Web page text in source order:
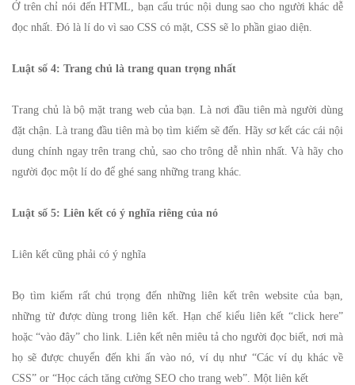
Ở trên chỉ nói đến HTML, bạn cấu trúc nội dung sao cho người khác dễ
đọc nhất. Đó là lí do vì sao CSS có mặt, CSS sẽ lo phần giao diện.
Luật số 4: Trang chủ là trang quan trọng nhất
Trang chủ là bộ mặt trang web của bạn. Là nơi đầu tiên mà người dùng
đặt chận. Là trang đầu tiên mà bọ tìm kiếm sẽ đến. Hãy sơ kết các cái nội
dung chính ngay trên trang chủ, sao cho trông dễ nhìn nhất. Và hãy cho
người đọc một lí do để ghé sang những trang khác.
Luật số 5: Liên kết có ý nghĩa riêng của nó
Liên kết cũng phải có ý nghĩa
Bọ tìm kiếm rất chú trọng đến những liên kết trên website của bạn,
những từ được dùng trong liên kết. Hạn chế kiểu liên kết “click here”
hoặc “vào đây” cho link. Liên kết nên miêu tả cho người đọc biết, nơi mà
họ sẽ được chuyển đến khi ấn vào nó, ví dụ như “Các ví dụ khác về
CSS” or “Học cách tăng cường SEO cho trang web”. Một liên kết